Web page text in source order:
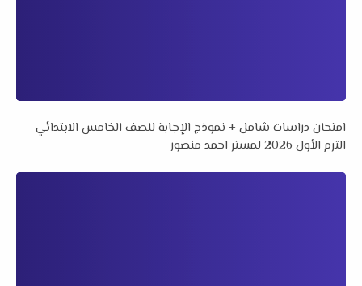
امتحان دراسات شامل + نموذج الإجابة للصف الخامس الابتدائي
الترم الأول 2026 لمستر احمد منصور